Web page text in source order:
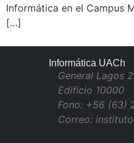
Informática en el Campus
[…]
Informática UACh
General Lagos
Edificio 10000
Fono: +56 (63)
Correo: